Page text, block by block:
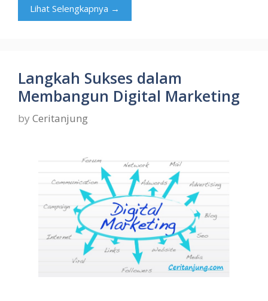
Lihat Selengkapnya →
Langkah Sukses dalam
Membangun Digital Marketing
by Ceritanjung